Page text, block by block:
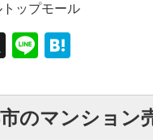
トップモール
X Line
のマンション